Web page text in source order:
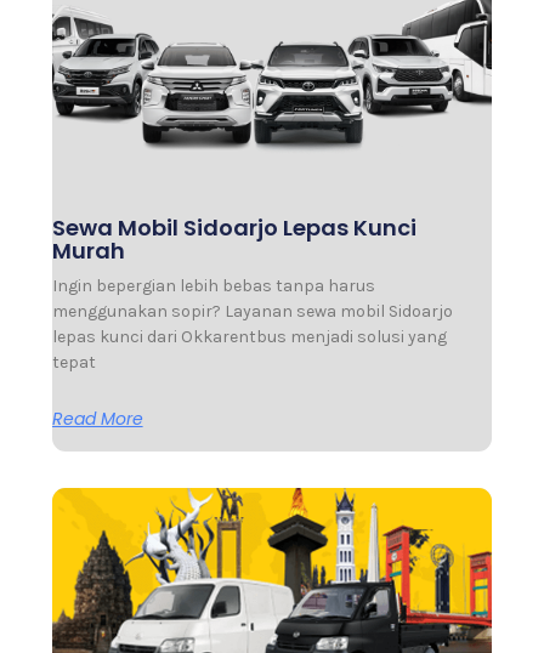
Sewa Mobil Sidoarjo Lepas Kunci
Murah
Ingin bepergian lebih bebas tanpa harus
menggunakan sopir? Layanan sewa mobil Sidoarjo
lepas kunci dari Okkarentbus menjadi solusi yang
tepat
Read More